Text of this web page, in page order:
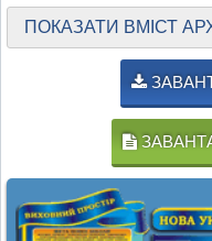
ПОКАЗАТИ ВМІСТ